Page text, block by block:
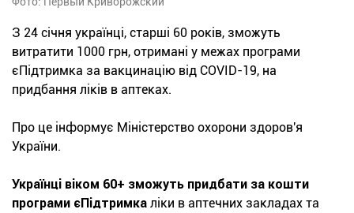
З 24 січня українці, старші 60 років, зможуть
витратити 1000 грн, отримані у межах програми
єПідтримка за вакцинацію від COVID-19, на
придбання ліків в аптеках.
Про це інформує Міністерство охорони здоров'я
України.
Українці віком 60+ зможуть придбати за кошти
програми єПідтримка ліки в аптечних закладах та